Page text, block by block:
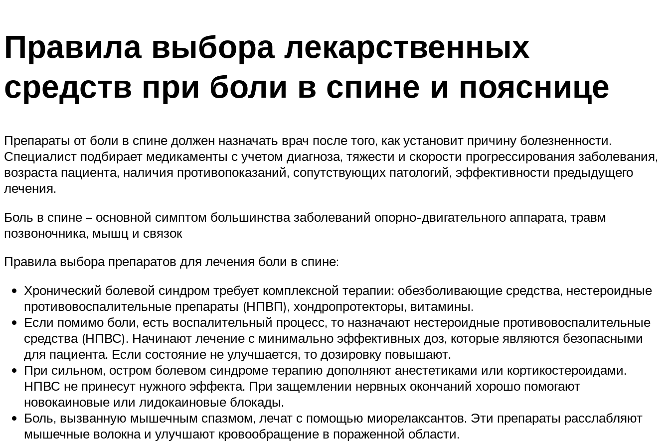
Правила выбора лекарственных
средств при боли в спине и пояснице
Препараты от боли в спине должен назначать врач после того, как установит причину болезненности.
Специалист подбирает медикаменты с учетом диагноза, тяжести и скорости прогрессирования заболевания,
возраста пациента, наличия противопоказаний, сопутствующих патологий, эффективности предыдущего
лечения.
Боль в спине – основной симптом большинства заболеваний опорно-двигательного аппарата, травм
позвоночника, мышц и связок
Правила выбора препаратов для лечения боли в спине:
Хронический болевой синдром требует комплексной терапии: обезболивающие средства, нестероидные
противовоспалительные препараты (НПВП), хондропротекторы, витамины.
Если помимо боли, есть воспалительный процесс, то назначают нестероидные противовоспалительные
средства (НПВС). Начинают лечение с минимально эффективных доз, которые являются безопасными
для пациента. Если состояние не улучшается, то дозировку повышают.
При сильном, остром болевом синдроме терапию дополняют анестетиками или кортикостероидами.
НПВС не принесут нужного эффекта. При защемлении нервных окончаний хорошо помогают
новокаиновые или лидокаиновые блокады.
Боль, вызванную мышечным спазмом, лечат с помощью миорелаксантов. Эти препараты расслабляют
мышечные волокна и улучшают кровообращение в пораженной области.